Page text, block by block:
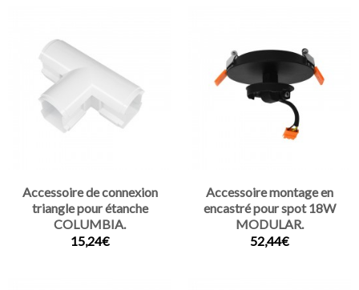
Accessoire de connexion
triangle pour étanche
COLUMBIA.
15,24€
Accessoire montage en
encastré pour spot 18W
MODULAR.
52,44€